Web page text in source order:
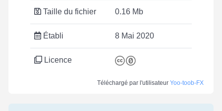
Taille du fichier 0.16 Mb
Établi 8 Mai 2020
Licence
Téléchargé par l'utilisateur Yoo-toob-FX